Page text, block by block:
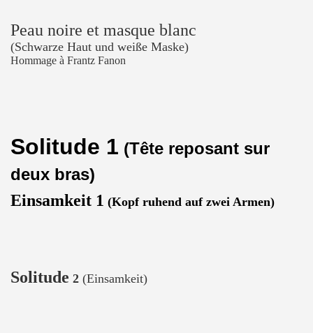
Peau noire et masque blanc
(Schwarze Haut und weiße Maske)
Hommage à Frantz Fanon
Solitude 1 (Tête reposant sur
deux bras)
Einsamkeit 1 (Kopf ruhend auf zwei Armen)
Solitude 2 (Einsamkeit)